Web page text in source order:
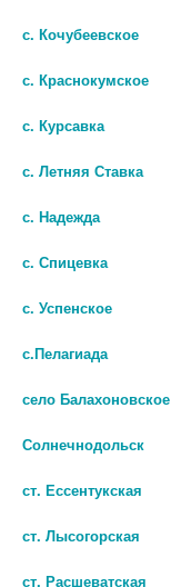
ТАБ. П/О /KRKA/
с. Кочубеевское
с. Краснокумское
с. Курсавка
с. Летняя Ставка
с. Надежда
с. Спицевка
с. Успенское
с.Пелагиада
село Балахоновское
Солнечнодольск
ст. Ессентукская
ст. Лысогорская
ст. Расшеватская